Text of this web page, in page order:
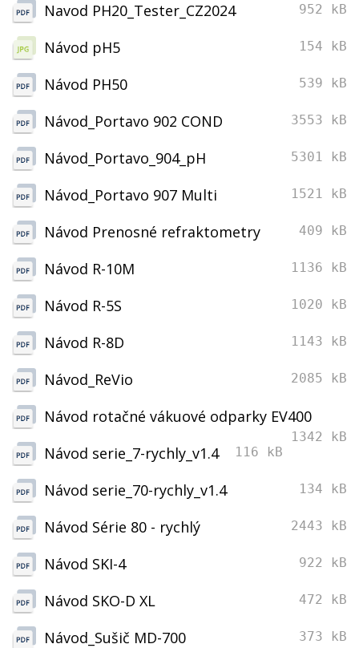
Navod PH20_Tester_CZ2024 952 kB
Návod pH5 154 kB
Návod PH50 539 kB
Návod_Portavo 902 COND 3553 kB
Návod_Portavo_904_pH 5301 kB
Návod_Portavo 907 Multi 1521 kB
Návod Prenosné refraktometry 409 kB
Návod R-10M 1136 kB
Návod R-5S 1020 kB
Návod R-8D 1143 kB
Návod_ReVio 2085 kB
Návod rotačné vákuové odparky EV400
1342 kB
Návod serie_7-rychly_v1.4 116 kB
Návod serie_70-rychly_v1.4 134 kB
Návod Série 80 - rychlý 2443 kB
Návod SKI-4 922 kB
Návod SKO-D XL 472 kB
Návod_Sušič MD-700 373 kB